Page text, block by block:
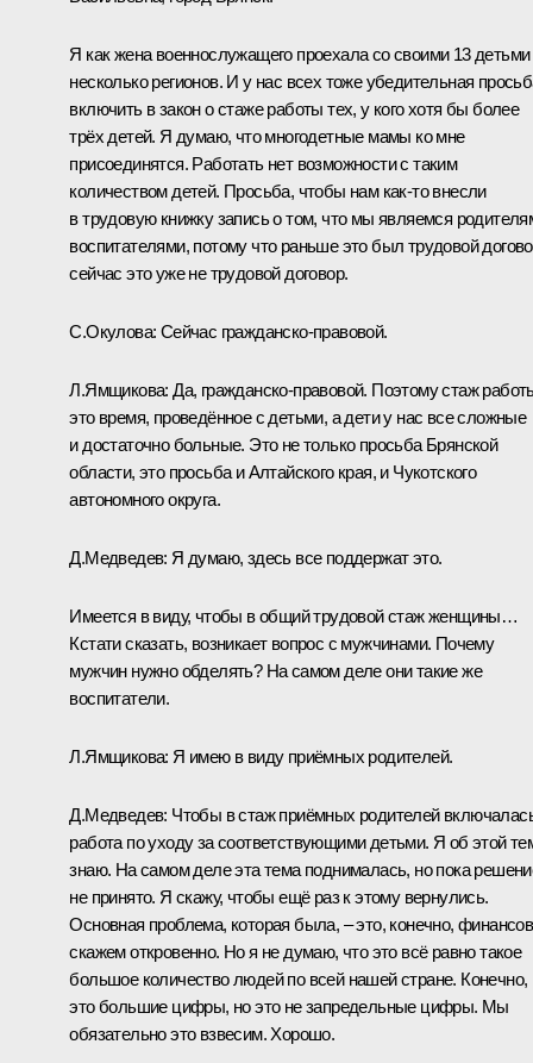
Я как жена военнослужащего проехала со своими 13 детьми
несколько регионов. И у нас всех тоже убедительная
включить в закон о стаже работы тех, у кого хотя бы более
трёх детей. Я думаю, что многодетные мамы ко мне
присоединятся. Работать нет возможности с таким
количеством детей. Просьба, чтобы нам как‑то внесли
в трудовую книжку запись о том, что мы являемся
воспитателями, потому что раньше это был трудовой
сейчас это уже не трудовой договор.
С.Окулова: Сейчас гражданско-правовой.
Л.Ямщикова: Да, гражданско-правовой. Поэтому стаж
это время, проведённое с детьми, а дети у нас все сложные
и достаточно больные. Это не только просьба Брянской
области, это просьба и Алтайского края, и Чукотского
автономного округа.
Д.Медведев: Я думаю, здесь все поддержат это.
Имеется в виду, чтобы в общий трудовой стаж женщины…
Кстати сказать, возникает вопрос с мужчинами. Почему
мужчин нужно обделять? На самом деле они такие же
воспитатели.
Л.Ямщикова: Я имею в виду приёмных родителей.
Д.Медведев: Чтобы в стаж приёмных родителей
работа по уходу за соответствующими детьми. Я об этой
знаю. На самом деле эта тема поднималась, но пока
не принято. Я скажу, чтобы ещё раз к этому вернулись.
Основная проблема, которая была, – это, конечно,
скажем откровенно. Но я не думаю, что это всё равно такое
большое количество людей по всей нашей стране. Конечно,
это большие цифры, но это не запредельные цифры. Мы
обязательно это взвесим. Хорошо.